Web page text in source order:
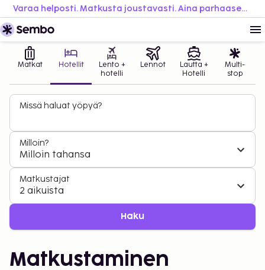
Varaa helposti. Matkusta joustavasti. Aina parhaaseen hintaan.
Matkat Hotellit
Lento +
hotelli
Lennot
Lautta +
Hotelli
Multi-
stop
Missä haluat yöpyä?
Milloin?
Milloin tahansa
Matkustajat
2 aikuista
Haku
Matkustaminen